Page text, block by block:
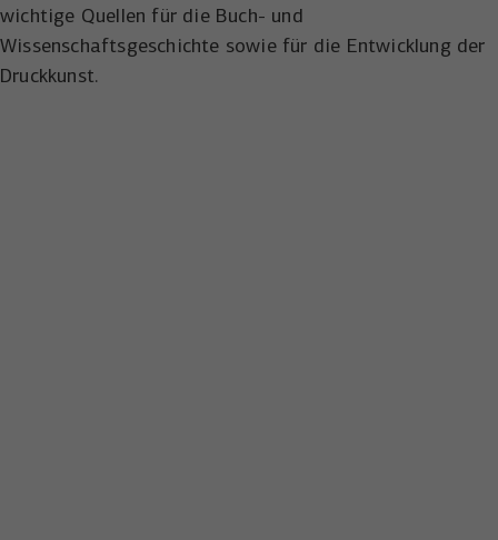
wichtige Quellen für die Buch- und
Wissenschaftsgeschichte sowie für die Entwicklung der
Druckkunst.
verfolgen.